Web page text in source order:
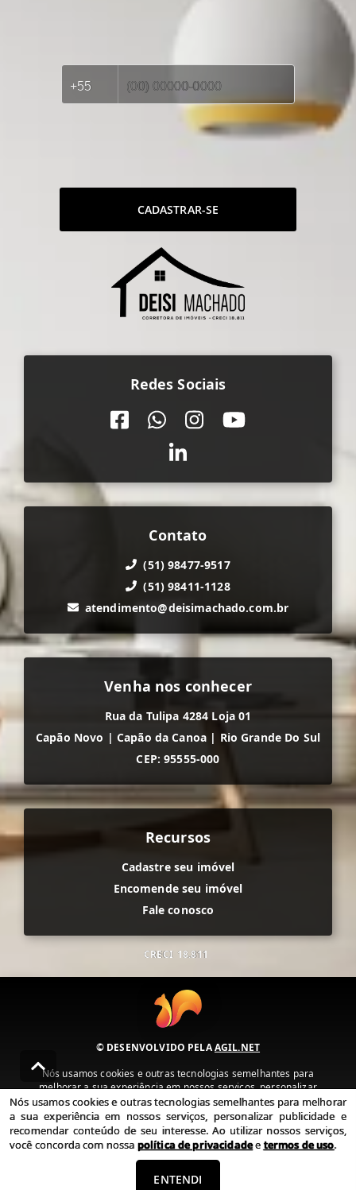
CADASTRAR-SE
Redes Sociais
Contato
(51) 98477-9517
(51) 98411-1128
atendimento@deisimachado.com.br
Venha nos conhecer
Rua da Tulipa 4284 Loja 01
Capão Novo | Capão da Canoa | Rio Grande Do Sul
CEP: 95555-000
Recursos
Cadastre seu imóvel
Encomende seu imóvel
Fale conosco
CRECI 18.811
© DESENVOLVIDO PELAAGIL.NET
Nós usamos cookies e outras tecnologias semelhantes para
melhorar a sua experiência em nossos serviços, personalizar
publicidade e recomendar conteúdo de seu interesse. Ao utilizar
nossos serviços, você concorda com nossa política de privacidade e
termos de uso.
Política de Privacidade Termos de uso
Nós usamos cookies e outras tecnologias semelhantes para melhorar
a sua experiência em nossos serviços, personalizar publicidade e
recomendar conteúdo de seu interesse. Ao utilizar nossos serviços,
você concorda com nossa política de privacidadeetermos de uso.
ENTENDI